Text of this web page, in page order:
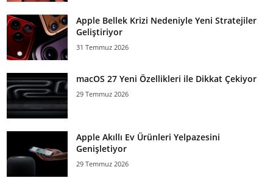
Apple Bellek Krizi Nedeniyle Yeni Stratejiler
Geliştiriyor
31 Temmuz 2026
macOS 27 Yeni Özellikleri ile Dikkat Çekiyor
29 Temmuz 2026
Apple Akıllı Ev Ürünleri Yelpazesini
Genişletiyor
29 Temmuz 2026